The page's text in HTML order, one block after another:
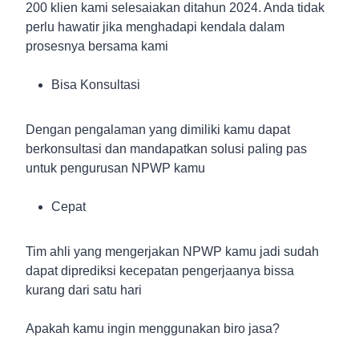
200 klien kami selesaiakan ditahun 2024. Anda tidak
perlu hawatir jika menghadapi kendala dalam
prosesnya bersama kami
Bisa Konsultasi
Dengan pengalaman yang dimiliki kamu dapat
berkonsultasi dan mandapatkan solusi paling pas
untuk pengurusan NPWP kamu
Cepat
Tim ahli yang mengerjakan NPWP kamu jadi sudah
dapat diprediksi kecepatan pengerjaanya bissa
kurang dari satu hari
Apakah kamu ingin menggunakan biro jasa?